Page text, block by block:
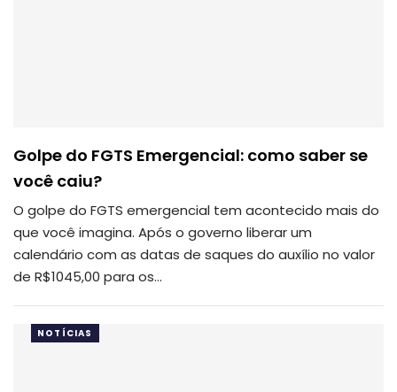
Golpe do FGTS Emergencial: como saber se
você caiu?
O golpe do FGTS emergencial tem acontecido mais do
que você imagina. Após o governo liberar um
calendário com as datas de saques do auxílio no valor
de R$1045,00 para os…
NOTÍCIAS